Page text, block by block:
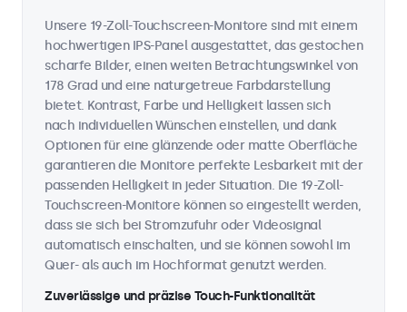
Unsere 19-Zoll-Touchscreen-Monitore sind mit einem
hochwertigen IPS-Panel ausgestattet, das gestochen
scharfe Bilder, einen weiten Betrachtungswinkel von
178 Grad und eine naturgetreue Farbdarstellung
bietet. Kontrast, Farbe und Helligkeit lassen sich
nach individuellen Wünschen einstellen, und dank
Optionen für eine glänzende oder matte Oberfläche
garantieren die Monitore perfekte Lesbarkeit mit der
passenden Helligkeit in jeder Situation. Die 19-Zoll-
Touchscreen-Monitore können so eingestellt werden,
dass sie sich bei Stromzufuhr oder Videosignal
automatisch einschalten, und sie können sowohl im
Quer- als auch im Hochformat genutzt werden.
Zuverlässige und präzise Touch-Funktionalität